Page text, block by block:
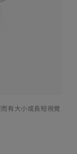
有大小或長短視覺